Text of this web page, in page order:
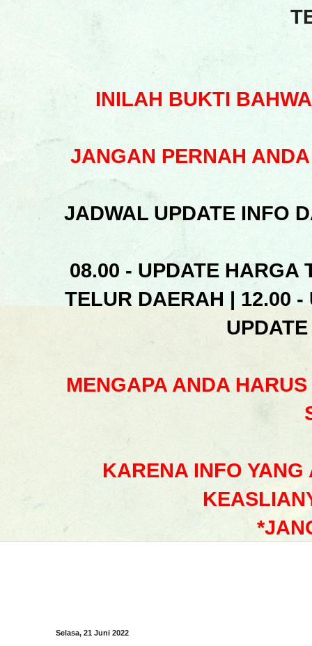
INILAH BUKTI
JANGAN PERNAH
JADWAL UPDATE INFO
08.00 - UPDATE HARGA
TELUR DAERAH | 12.00
MENGAPA ANDA
KARENA INFO
Selasa, 21 Juni 2022